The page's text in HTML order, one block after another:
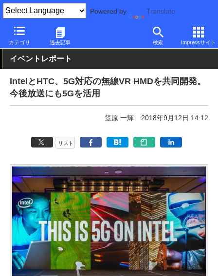
Powered by Translate
カテゴリ 過去記事 検索 Impressサイト
PC Watch 半導体/周辺機器
イベントレポート
IntelとHTC、5G対応の無線VR HMDを共同開発。
今後放送にも5Gを活用
笠原 一輝 2018年9月12日 14:12
リスト